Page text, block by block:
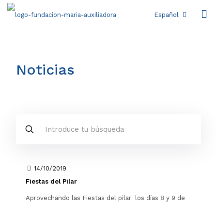
Español
Noticias
14/10/2019
Fiestas del Pilar
Aprovechando las Fiestas del pilar los días 8 y 9 de